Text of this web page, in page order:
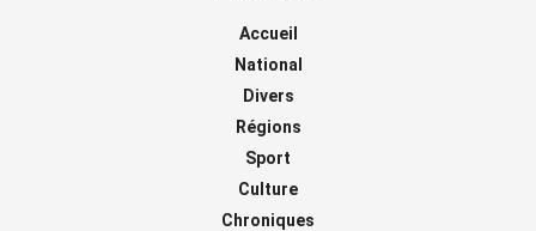
Accueil
National
Divers
Régions
Sport
Culture
Chroniques